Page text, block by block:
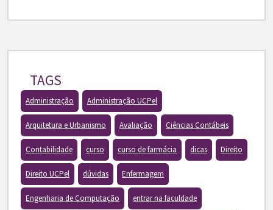
TAGS
Administração Administração UCPel
Arquitetura e Urbanismo Avaliação Ciências Contábeis
Contabilidade curso curso de farmácia dicas Direito
Direito UCPel dúvidas Enfermagem
Engenharia de Computação entrar na faculdade